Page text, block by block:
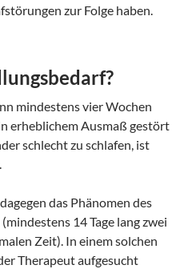
zur Folge haben.
mindestens vier Wochen
erheblichem Ausmaß gestört
schlecht zu schlafen, ist
das Phänomen des
14 Tage lang zwei
Zeit). In einem solchen
Therapeut aufgesucht